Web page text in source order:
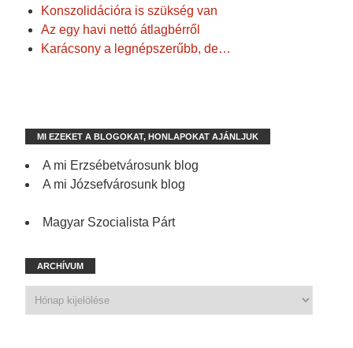
Konszolidációra is szükség van
Az egy havi nettó átlagbérről
Karácsony a legnépszerűbb, de…
MI EZEKET A BLOGOKAT, HONLAPOKAT AJÁNLJUK
A mi Erzsébetvárosunk blog
A mi Józsefvárosunk blog
Magyar Szocialista Párt
ARCHÍVUM